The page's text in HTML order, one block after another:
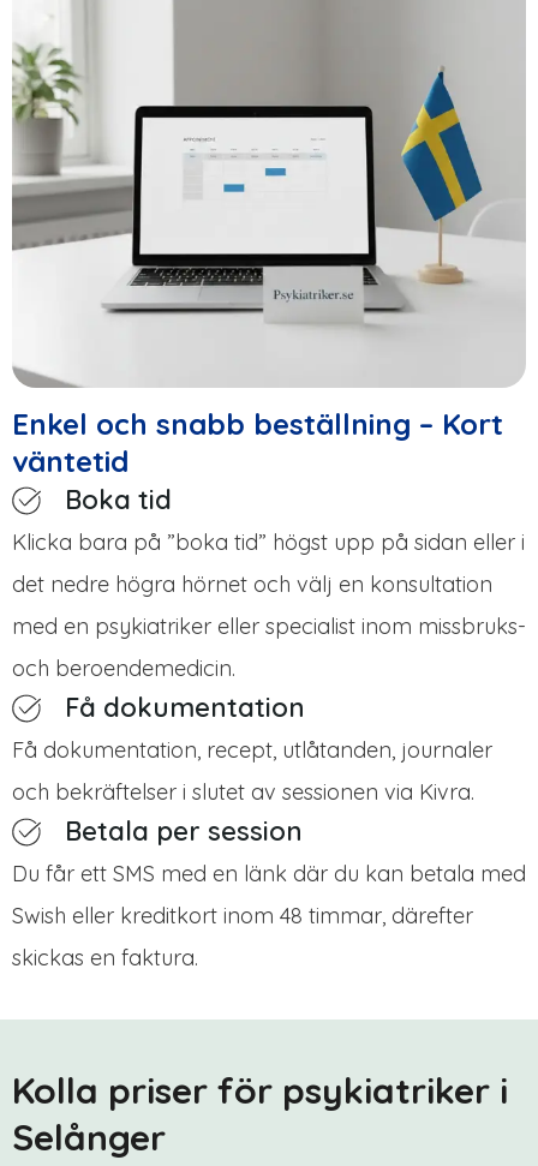
Enkel och snabb beställning – Kort
väntetid
Boka tid
Klicka bara på ”boka tid” högst upp på sidan eller i
det nedre högra hörnet och välj en konsultation
med en psykiatriker eller specialist inom missbruks-
och beroendemedicin.
Få dokumentation
Få dokumentation, recept, utlåtanden, journaler
och bekräftelser i slutet av sessionen via Kivra.
Betala per session
Du får ett SMS med en länk där du kan betala med
Swish eller kreditkort inom 48 timmar, därefter
skickas en faktura.
Kolla priser för psykiatriker i
Selånger